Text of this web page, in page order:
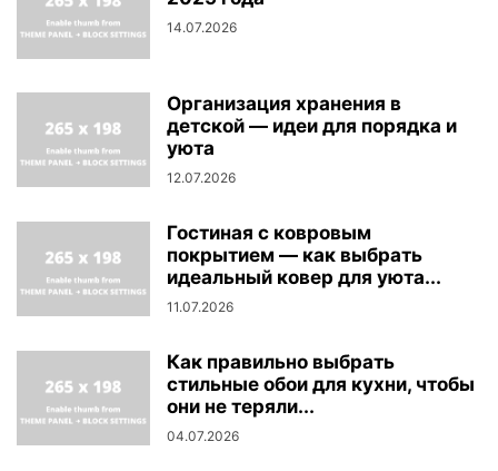
14.07.2026
Организация хранения в
детской — идеи для порядка и
уюта
12.07.2026
Гостиная с ковровым
покрытием — как выбрать
идеальный ковер для уюта...
11.07.2026
Как правильно выбрать
стильные обои для кухни, чтобы
они не теряли...
04.07.2026